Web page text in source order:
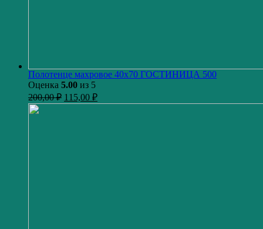
Полотенце махровое 40х70 ГОСТИНИЦА 500
Оценка 5.00 из 5
200,00₽ 115,00 ₽